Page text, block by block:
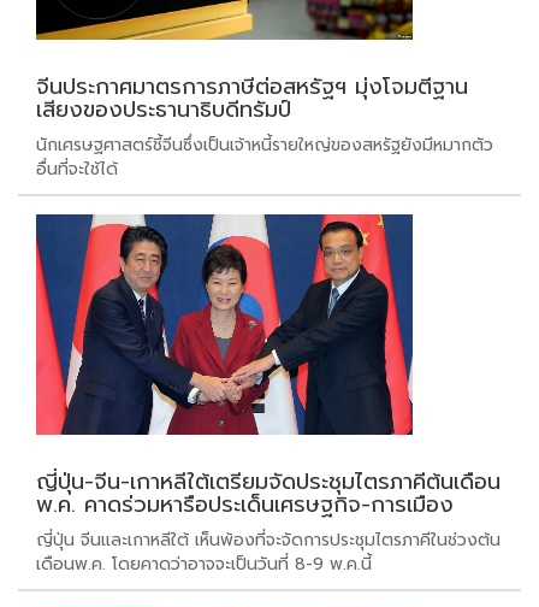
จีนประกาศมาตรการภาษีต่อสหรัฐฯ มุ่งโจมตีฐาน
เสียงของประธานาธิบดีทรัมป์
นักเศรษฐศาสตร์ชี้จีนซึ่งเป็นเจ้าหนี้รายใหญ่ของสหรัฐยังมีหมากตัว
อื่นที่จะใช้ได้
ญี่ปุ่น-จีน-เกาหลีใต้เตรียมจัดประชุมไตรภาคีต้นเดือน
พ.ค. คาดร่วมหารือประเด็นเศรษฐกิจ-การเมือง
ญี่ปุ่น จีนและเกาหลีใต้ เห็นพ้องที่จะจัดการประชุมไตรภาคีในช่วงต้น
เดือนพ.ค. โดยคาดว่าอาจจะเป็นวันที่ 8-9 พ.ค.นี้